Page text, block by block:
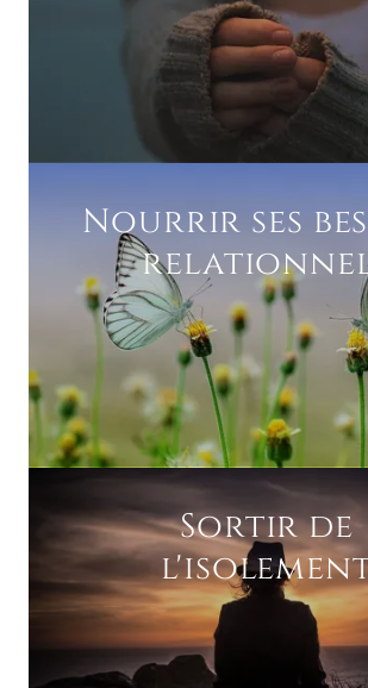
Nourrir ses
Sortir de